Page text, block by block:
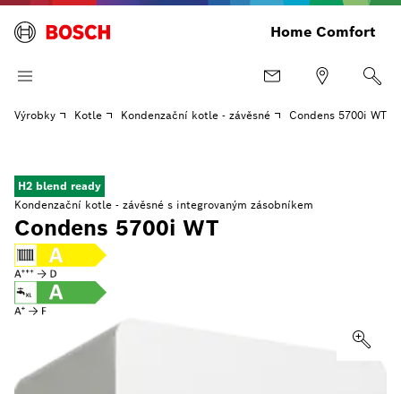
Home Comfort
Výrobky Kotle Kondenzační kotle - závěsné Condens 5700i WT
H2 blend ready
Kondenzační kotle - závěsné s integrovaným zásobníkem
Condens 5700i WT